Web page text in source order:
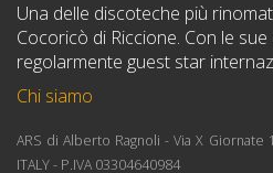
Una delle discoteche più
Cocoricò di Riccione. Con le
regolarmente guest star
Chi siamo
ARS di Alberto Ragnoli - Via X Giornate
ITALY - P.IVA 03304640984